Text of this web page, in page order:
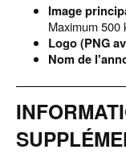
Image
Maximum 500
Logo (PNG
Nom de